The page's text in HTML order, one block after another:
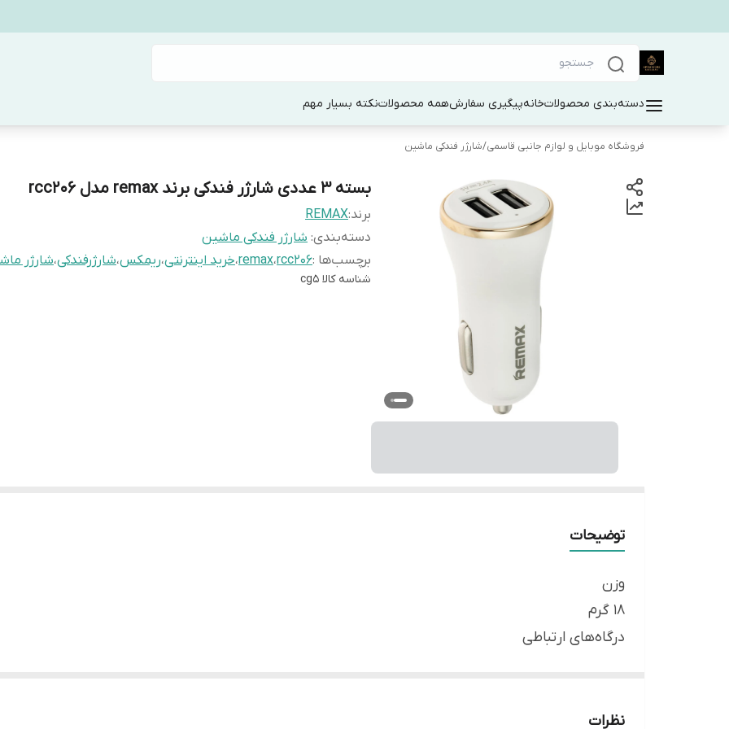
دسته‌بندی محصولاتخانهپیگیری سفارشهمه محصولاتنکته بسیار مهم
فروشگاه موبایل و لوازم جانبی قاسمی/شارژر فندکی ماشین
بسته 3 عددی شارژر فندکی برند remax مدل rcc206
برند:REMAX
دسته‌بندی: شارژر فندکی ماشین
برچسب‌ها :rcc206،remax،خرید اینترنتی،ریمکس،شارژرفندکی،شارژر
شناسه کالا cg5
توضیحات
وزن
۱۸ گرم
درگاه‌های ارتباطی
۱.۰ آمپر مخصوص موبایل
نظرات